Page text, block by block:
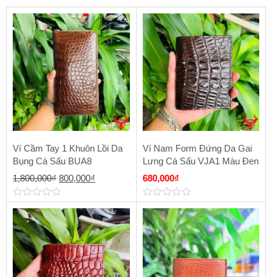
Ví Cầm Tay 1 Khuôn Lồi Da
Bụng Cá Sấu BUA8
1,800,000₫ Giá
gốc
là:
1,800,000₫.
800,000₫
tại
là:
800,000₫.
0
out
of
5
Ví Nam Form Đứng Da Gai
Lưng Cá Sấu VJA1 Màu Đen
680,000₫
0
out
of
5